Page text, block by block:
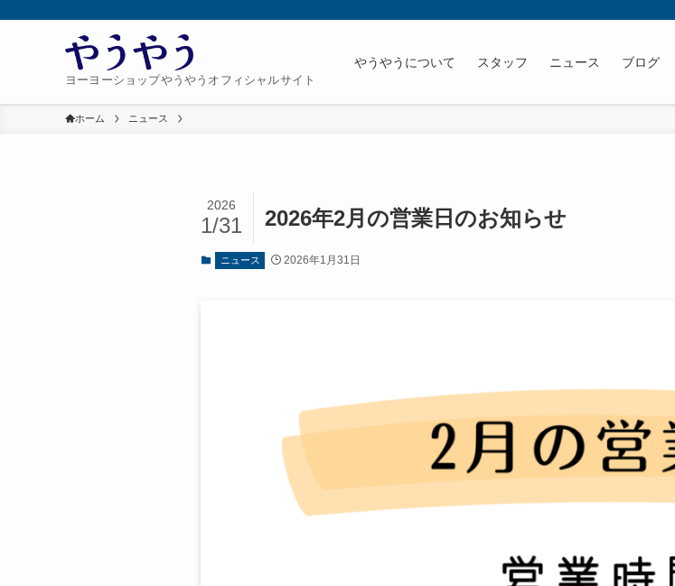
ヨーヨーショップやうやうオフィシャルサイト
やうやうについて スタッフ ニュース ブログ
ホーム ニュース
2026年2月の営業日のお知らせ
2026
1/31
ニュース 2026年1月31日